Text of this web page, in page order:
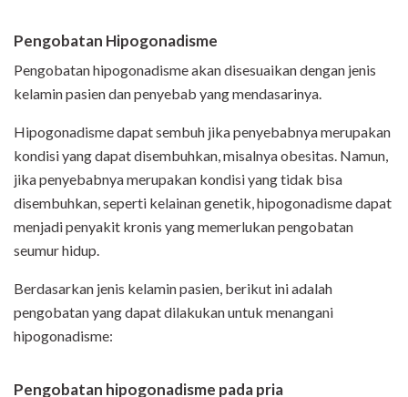
Pengobatan Hipogonadisme
Pengobatan hipogonadisme akan disesuaikan dengan jenis
kelamin pasien dan penyebab yang mendasarinya.
Hipogonadisme dapat sembuh jika penyebabnya merupakan
kondisi yang dapat disembuhkan, misalnya obesitas. Namun,
jika penyebabnya merupakan kondisi yang tidak bisa
disembuhkan, seperti kelainan genetik, hipogonadisme dapat
menjadi penyakit kronis yang memerlukan pengobatan
seumur hidup.
Berdasarkan jenis kelamin pasien, berikut ini adalah
pengobatan yang dapat dilakukan untuk menangani
hipogonadisme:
Pengobatan hipogonadisme pada pria